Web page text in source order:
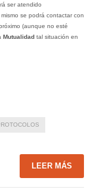
ser atendido
se podrá contactar con
(aunque no esté
Mutualidadtal situación en
LEER MÁS